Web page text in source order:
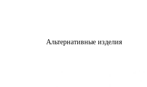
Альтернативные изделия